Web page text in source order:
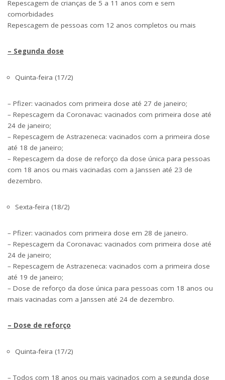
Repescagem de crianças de 5 a 11 anos com e sem
comorbidades
Repescagem de pessoas com 12 anos completos ou mais
– Segunda dose
Quinta-feira (17/2)
– Pfizer: vacinados com primeira dose até 27 de janeiro;
– Repescagem da Coronavac: vacinados com primeira dose até
24 de janeiro;
– Repescagem de Astrazeneca: vacinados com a primeira dose
até 18 de janeiro;
– Repescagem da dose de reforço da dose única para pessoas
com 18 anos ou mais vacinadas com a Janssen até 23 de
dezembro.
Sexta-feira (18/2)
– Pfizer: vacinados com primeira dose em 28 de janeiro.
– Repescagem da Coronavac: vacinados com primeira dose até
24 de janeiro;
– Repescagem de Astrazeneca: vacinados com a primeira dose
até 19 de janeiro;
– Dose de reforço da dose única para pessoas com 18 anos ou
mais vacinadas com a Janssen até 24 de dezembro.
– Dose de reforço
Quinta-feira (17/2)
– Todos com 18 anos ou mais vacinados com a segunda dose